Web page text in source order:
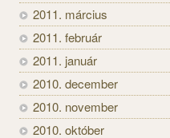
2011. március
2011. február
2011. január
2010. december
2010. november
2010. október